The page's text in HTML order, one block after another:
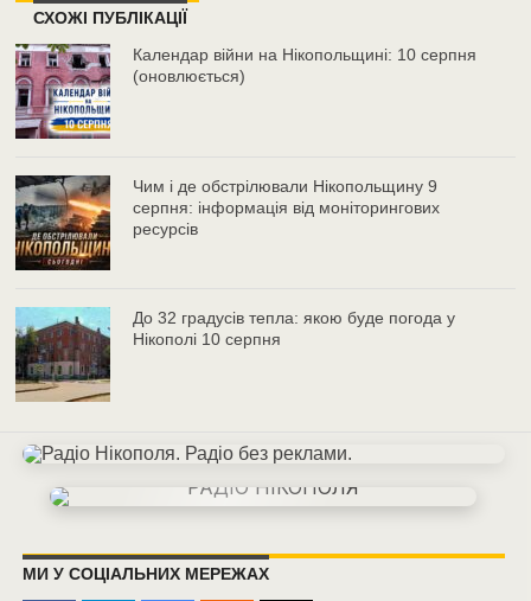
СХОЖІ ПУБЛІКАЦІЇ
Календар війни на Нікопольщині: 10 серпня
(оновлюється)
Чим і де обстрілювали Нікопольщину 9
серпня: інформація від моніторингових
ресурсів
До 32 градусів тепла: якою буде погода у
Нікополі 10 серпня
МИ У СОЦІАЛЬНИХ МЕРЕЖАХ